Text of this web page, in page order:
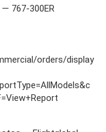
767-300ER
orders/display